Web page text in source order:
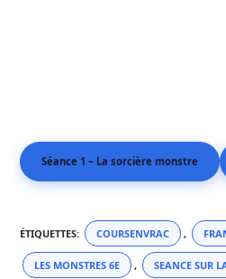
Séance 1 – La sorcière monstre
ÉTIQUETTES: COURSENVRAC ,
LES MONSTRES 6E , SEANCE SUR